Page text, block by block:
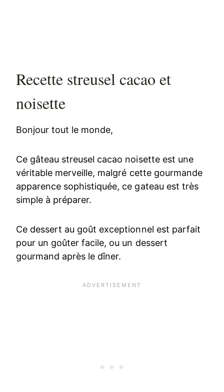
Recette streusel cacao et
noisette
Bonjour tout le monde,
Ce gâteau streusel cacao noisette est une
véritable merveille, malgré cette gourmande
apparence sophistiquée, ce gateau est très
simple à préparer.
Ce dessert au goût exceptionnel est parfait
pour un goûter facile, ou un dessert
gourmand après le dîner.